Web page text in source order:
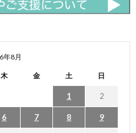
年8月
木 金 土 日
1 2
6 7 8 9